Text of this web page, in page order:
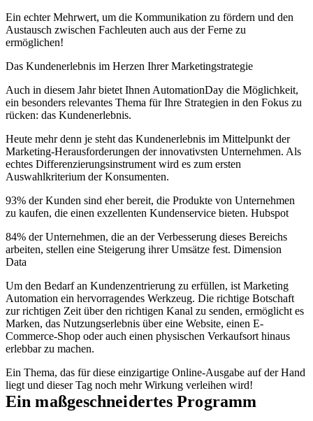
Ein echter Mehrwert, um die Kommunikation zu fördern und den
Austausch zwischen Fachleuten auch aus der Ferne zu
ermöglichen!
Das Kundenerlebnis im Herzen Ihrer Marketingstrategie
Auch in diesem Jahr bietet Ihnen AutomationDay die Möglichkeit,
ein besonders relevantes Thema für Ihre Strategien in den Fokus zu
rücken: das Kundenerlebnis.
Heute mehr denn je steht das Kundenerlebnis im Mittelpunkt der
Marketing-Herausforderungen der innovativsten Unternehmen. Als
echtes Differenzierungsinstrument wird es zum ersten
Auswahlkriterium der Konsumenten.
93% der Kunden sind eher bereit, die Produkte von Unternehmen
zu kaufen, die einen exzellenten Kundenservice bieten. Hubspot
84% der Unternehmen, die an der Verbesserung dieses Bereichs
arbeiten, stellen eine Steigerung ihrer Umsätze fest. Dimension
Data
Um den Bedarf an Kundenzentrierung zu erfüllen, ist Marketing
Automation ein hervorragendes Werkzeug. Die richtige Botschaft
zur richtigen Zeit über den richtigen Kanal zu senden, ermöglicht es
Marken, das Nutzungserlebnis über eine Website, einen E-
Commerce-Shop oder auch einen physischen Verkaufsort hinaus
erlebbar zu machen.
Ein Thema, das für diese einzigartige Online-Ausgabe auf der Hand
liegt und dieser Tag noch mehr Wirkung verleihen wird!
Ein maßgeschneidertes Programm